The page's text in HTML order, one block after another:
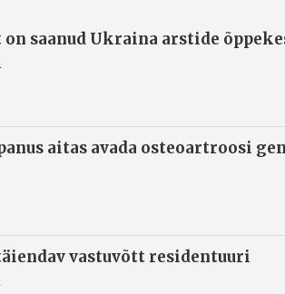
saanud Ukraina arstide
aitas avada osteoartroosi
vastuvõtt residentuuri